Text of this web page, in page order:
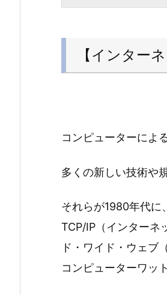
【インター
コンピューターによ
多くの新しい技術や
それらが1980年代に、
TCP/IP（インターネ
ド・ワイド・ウェブ
コンピューターワッ